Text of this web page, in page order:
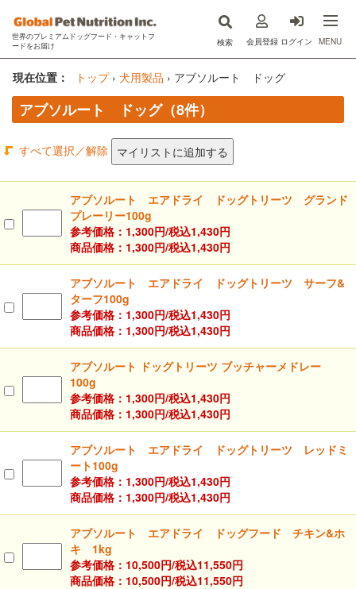
世界のプレミアムドッグフード・キャットフ
ードをお届け
検索 会員登録 ログイン
now fresh(ナウフレッシュ)
GO!SOLUTIONS(ゴー)
キットキャット
フードを探す
オンライン購入
コラム
原材料ハンドブック
Instagram
Youtubeチャネル
取り扱い店舗
よくあるご質問 お問い合わせ
MENU
現在位置： トップ› 犬用製品 › アブソルート ドッグ
アブソルート ドッグ（8件）
すべて選択／解除
アブソルート エアドライ ドッグトリーツ グランド
プレーリー100g
参考価格：1,300円/税込1,430円
商品価格：1,300円/税込1,430円
アブソルート エアドライ ドッグトリーツ サーフ&
ターフ100g
参考価格：1,300円/税込1,430円
商品価格：1,300円/税込1,430円
アブソルート ドッグトリーツ ブッチャーメドレー
100g
参考価格：1,300円/税込1,430円
商品価格：1,300円/税込1,430円
アブソルート エアドライ ドッグトリーツ レッドミ
ート100g
参考価格：1,300円/税込1,430円
商品価格：1,300円/税込1,430円
アブソルート エアドライ ドッグフード チキン&ホ
キ 1kg
参考価格：10,500円/税込11,550円
商品価格：10,500円/税込11,550円